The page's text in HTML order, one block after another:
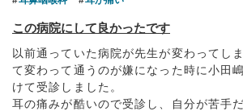
この病院にして良かったです
以前通っていた病院が先生が変わってし
て変わって通うのが嫌になった時に小田
けて受診しました。
耳の痛みが酷いので受診し、自分が苦手